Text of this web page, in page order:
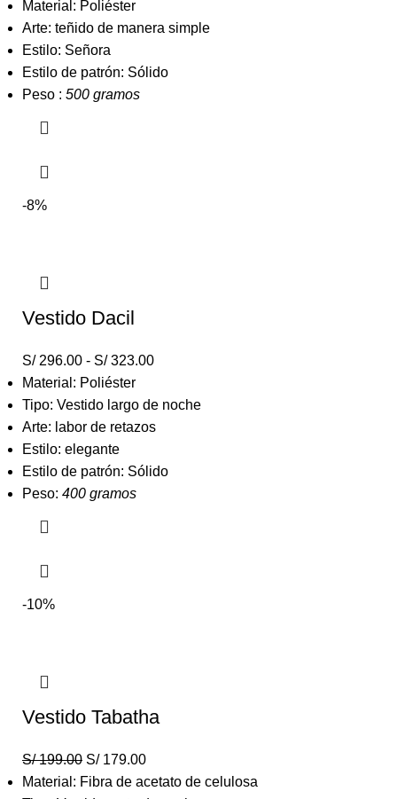
Material: Poliéster
Arte: teñido de manera simple
Estilo: Señora
Estilo de patrón: Sólido
Peso : 500 gramos
-8%
Vestido Dacil
S/296.00 - S/323.00
Material: Poliéster
Tipo: Vestido largo de noche
Arte: labor de retazos
Estilo: elegante
Estilo de patrón: Sólido
Peso: 400 gramos
-10%
Vestido Tabatha
S/199.00 S/179.00
Material: Fibra de acetato de celulosa